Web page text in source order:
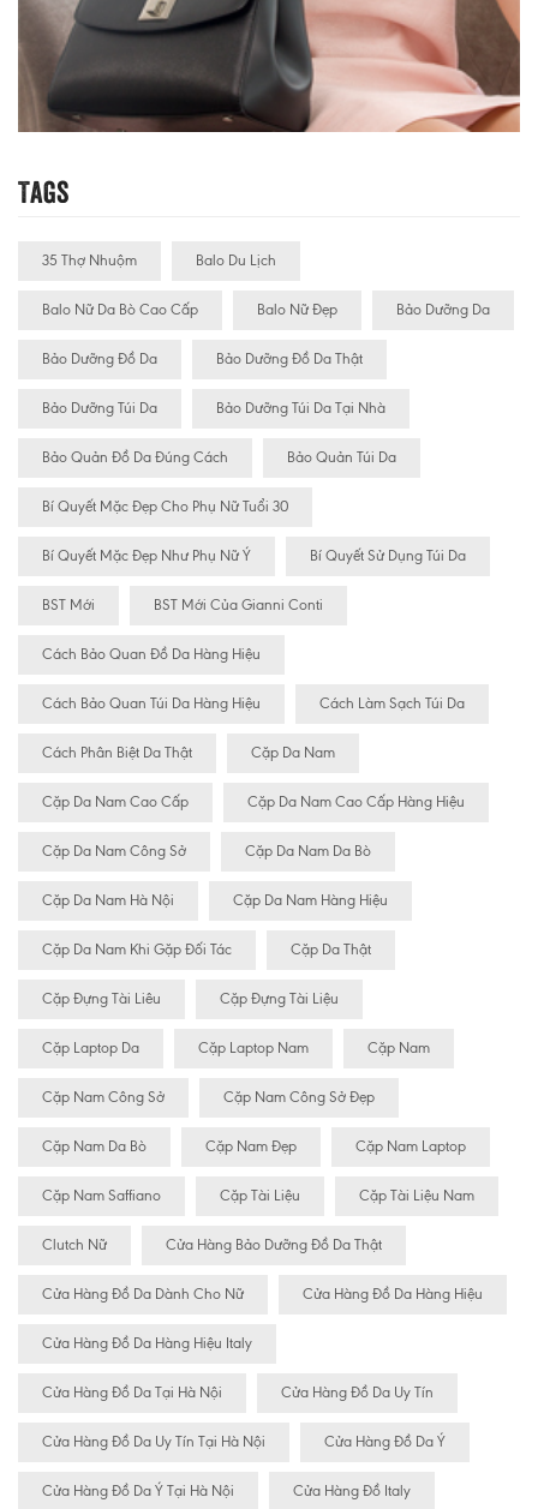
Tags
35 Thợ Nhuộm Balo Du Lịch
Balo Nữ Da Bò Cao Cấp Balo Nữ Đẹp Bảo Dưỡng Da
Bảo Dưỡng Đồ Da Bảo Dưỡng Đồ Da Thật
Bảo Dưỡng Túi Da Bảo Dưỡng Túi Da Tại Nhà
Bảo Quản Đồ Da Đúng Cách Bảo Quản Túi Da
Bí Quyết Mặc Đẹp Cho Phụ Nữ Tuổi 30
Bí Quyết Mặc Đẹp Như Phụ Nữ Ý Bí Quyết Sử Dụng Túi Da
BST Mới BST Mới Của Gianni Conti
Cách Bảo Quan Đồ Da Hàng Hiệu
Cách Bảo Quan Túi Da Hàng Hiệu Cách Làm Sạch Túi Da
Cách Phân Biệt Da Thật Cặp Da Nam
Cặp Da Nam Cao Cấp Cặp Da Nam Cao Cấp Hàng Hiệu
Cặp Da Nam Công Sở Cặp Da Nam Da Bò
Cặp Da Nam Hà Nội Cặp Da Nam Hàng Hiệu
Cặp Da Nam Khi Gặp Đối Tác Cặp Da Thật
Cặp Đựng Tài Liêu Cặp Đựng Tài Liệu
Cặp Laptop Da Cặp Laptop Nam Cặp Nam
Cặp Nam Công Sở Cặp Nam Công Sở Đẹp
Cặp Nam Da Bò Cặp Nam Đẹp Cặp Nam Laptop
Cặp Nam Saffiano Cặp Tài Liệu Cặp Tài Liệu Nam
Clutch Nữ Cửa Hàng Bảo Dưỡng Đồ Da Thật
Cửa Hàng Đồ Da Dành Cho Nữ Cửa Hàng Đồ Da Hàng Hiệu
Cửa Hàng Đồ Da Hàng Hiệu Italy
Cửa Hàng Đồ Da Tại Hà Nội Cửa Hàng Đồ Da Uy Tín
Cửa Hàng Đồ Da Uy Tín Tại Hà Nội Cửa Hàng Đồ Da Ý
Cửa Hàng Đồ Da Ý Tại Hà Nội Cửa Hàng Đồ Italy